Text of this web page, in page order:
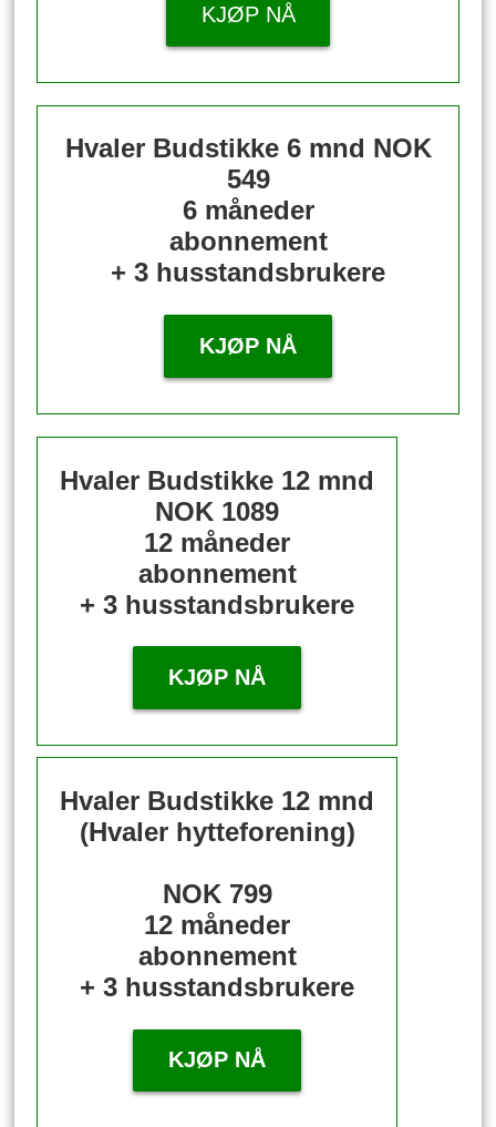
KJØP NÅ
Hvaler Budstikke 6 mnd NOK
549
6 måneder
abonnement
+ 3 husstandsbrukere
KJØP NÅ
Hvaler Budstikke 12 mnd
NOK 1089
12 måneder
abonnement
+ 3 husstandsbrukere
KJØP NÅ
Hvaler Budstikke 12 mnd
(Hvaler hytteforening)
NOK 799
12 måneder
abonnement
+ 3 husstandsbrukere
KJØP NÅ